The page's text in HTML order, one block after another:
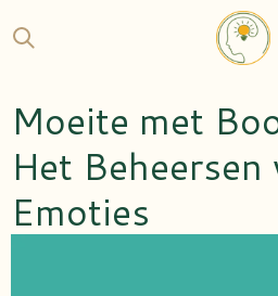
direct
hoofdinhoud
Moeite met
Het Beheersen
Emoties